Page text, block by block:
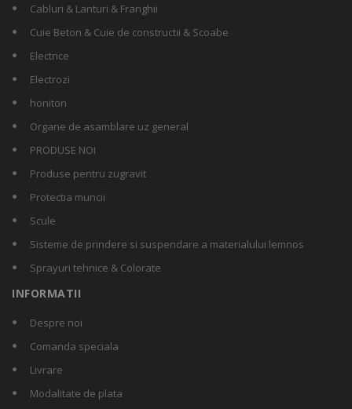
Cabluri & Lanturi & Franghii
Cuie Beton & Cuie de constructii & Scoabe
Electrice
Electrozi
honiton
Organe de asamblare uz general
PRODUSE NOI
Produse pentru zugravit
Protectia muncii
Scule
Sisteme de prindere si suspendare a materialului lemnos
Sprayuri tehnice & Colorate
INFORMATII
Despre noi
Comanda speciala
Livrare
Modalitate de plata